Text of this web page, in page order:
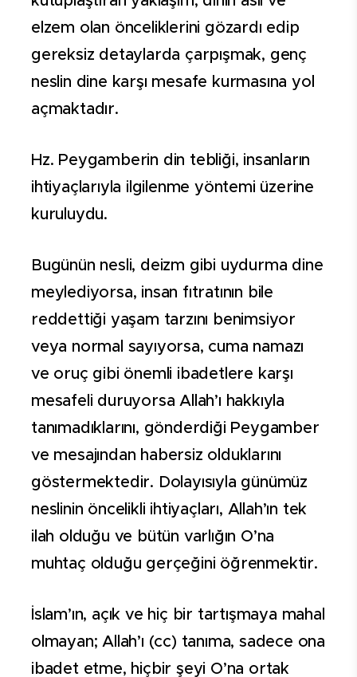
elzem olan önceliklerini gözardı edip
gereksiz detaylarda çarpışmak, genç
neslin dine karşı mesafe kurmasına yol
açmaktadır.
Hz. Peygamberin din tebliği, insanların
ihtiyaçlarıyla ilgilenme yöntemi üzerine
kuruluydu.
Bugünün nesli, deizm gibi uydurma dine
meylediyorsa, insan fıtratının bile
reddettiği yaşam tarzını benimsiyor
veya normal sayıyorsa, cuma namazı
ve oruç gibi önemli ibadetlere karşı
mesafeli duruyorsa Allah’ı hakkıyla
tanımadıklarını, gönderdiği Peygamber
ve mesajından habersiz olduklarını
göstermektedir. Dolayısıyla günümüz
neslinin öncelikli ihtiyaçları, Allah’ın tek
ilah olduğu ve bütün varlığın O’na
muhtaç olduğu gerçeğini öğrenmektir.
İslam’ın, açık ve hiç bir tartışmaya mahal
olmayan; Allah’ı (cc) tanıma, sadece ona
ibadet etme, hiçbir şeyi O’na ortak